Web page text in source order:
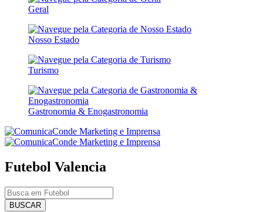
Geral
Nosso Estado
Turismo
Gastronomia & Enogastronomia
Futebol Valencia
BUSCAR